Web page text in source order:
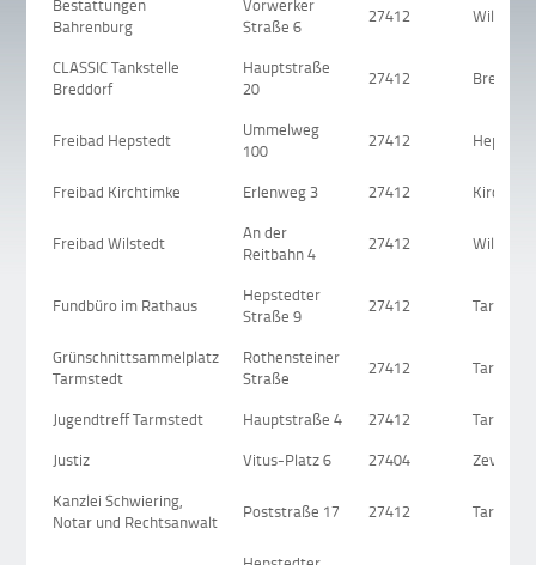
Bestattungen
Bahrenburg
Vorwerker
Straße 6
27412 Wilstedt
CLASSIC Tankstelle
Breddorf
Hauptstraße
20
27412 Breddorf
Freibad Hepstedt
Ummelweg
100
27412 Hepstedt
Freibad Kirchtimke Erlenweg 3 27412
Freibad Wilstedt
An der
Reitbahn 4
27412 Wilstedt
Fundbüro im Rathaus
Hepstedter
Straße 9
27412
Grünschnittsammelplatz
Tarmstedt
Rothensteiner
Straße
27412
Jugendtreff Tarmstedt Hauptstraße 4 27412
Justiz
Vitus-Platz 6 27404
Zeven
Kanzlei Schwiering,
Notar und Rechtsanwalt
Poststraße 17 27412